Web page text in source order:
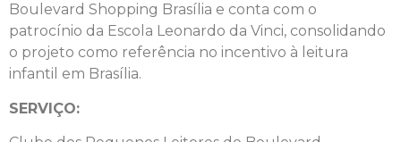
Boulevard Shopping Brasília e conta com o
patrocínio da Escola Leonardo da Vinci, consolidando
o projeto como referência no incentivo à leitura
infantil em Brasília.
SERVIÇO: